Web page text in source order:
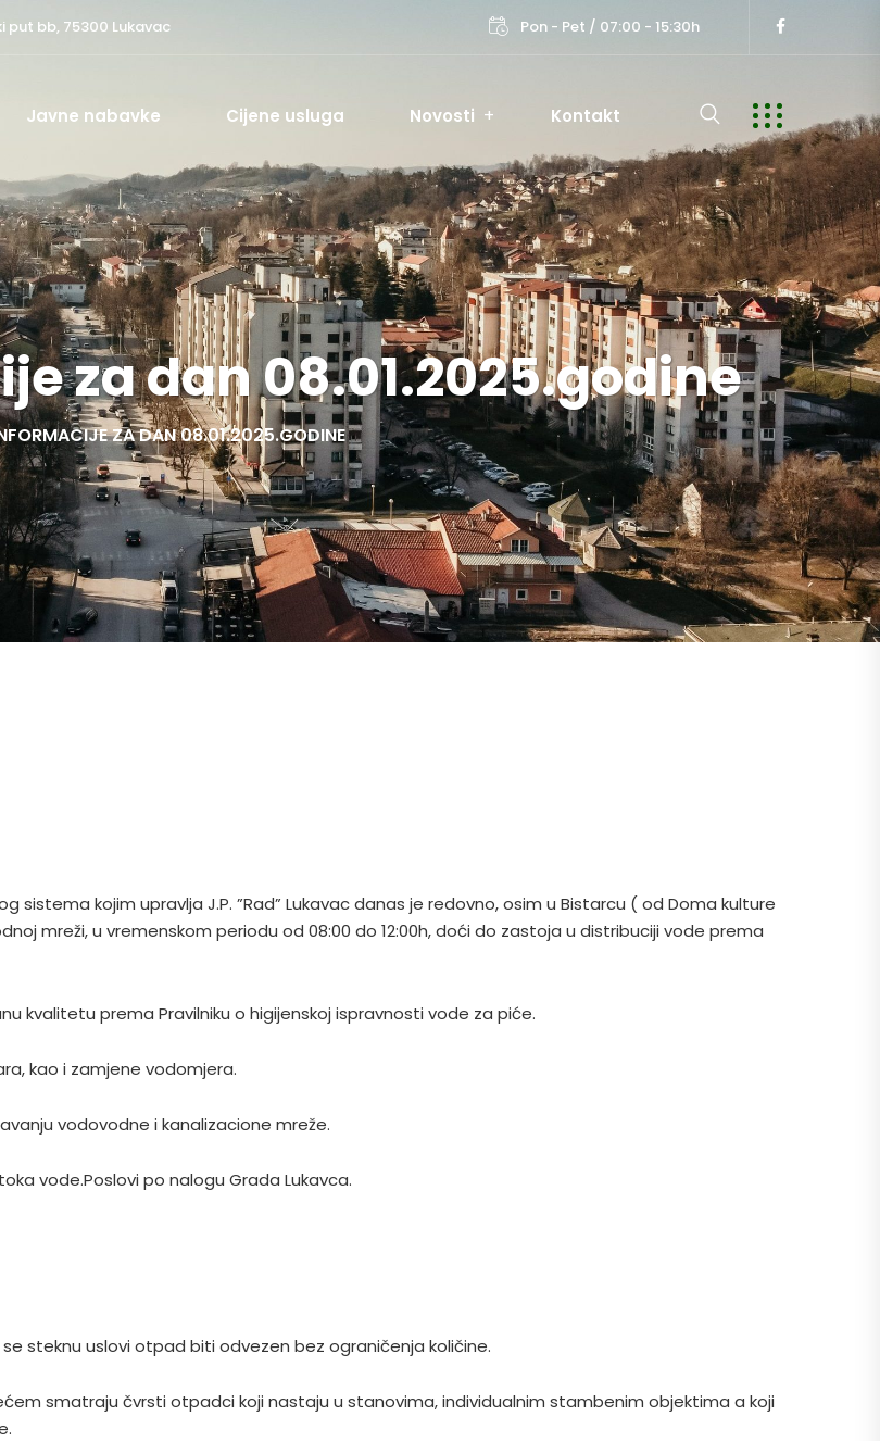
put bb, 75300 Lukavac Pon - Pet / 07:00 - 15:30h
Javne nabavke Cijene usluga Novosti Kontakt
za dan 08.01.2025.godine
ZA DAN 08.01.2025.GODINE
kojim upravlja J.P. ”Rad” Lukavac danas je redovno, osim u Bistarcu ( od Doma kulture
mreži, u vremenskom periodu od 08:00 do 12:00h, doći do zastoja u distribuciji vode prema
kvalitetu prema Pravilniku o higijenskoj ispravnosti vode za piće.
kao i zamjene vodomjera.
vodovodne i kanalizacione mreže.
vode.Poslovi po nalogu Grada Lukavca.
steknu uslovi otpad biti odvezen bez ograničenja količine.
smatraju čvrsti otpadci koji nastaju u stanovima, individualnim stambenim objektima a koji